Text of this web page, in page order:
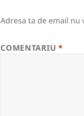
Adresa ta de email nu
COMENTARIU*